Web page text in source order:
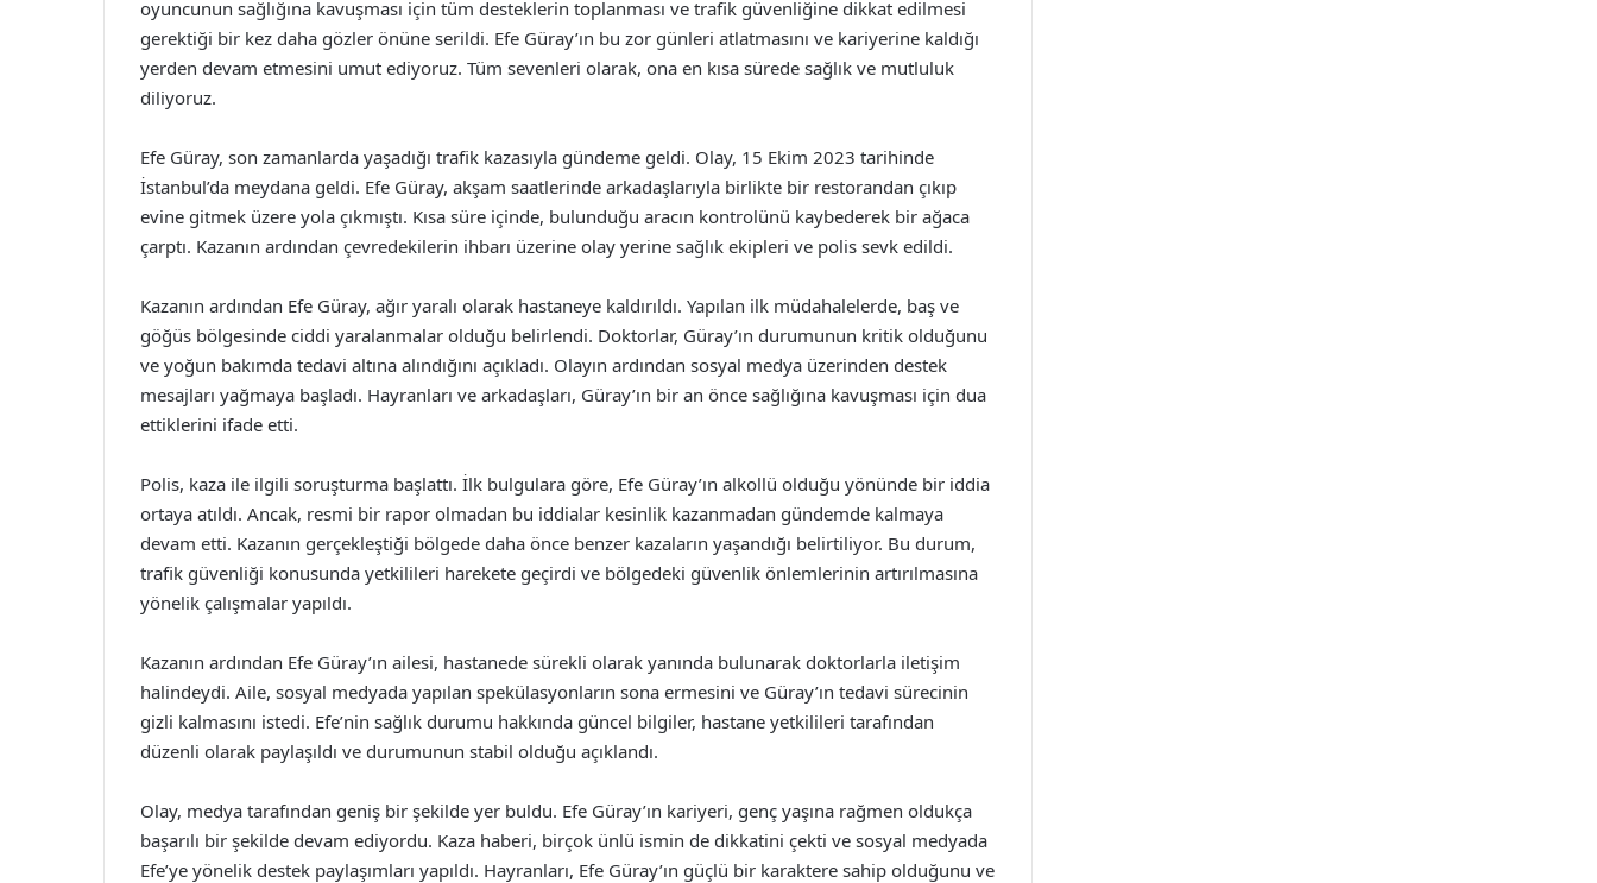
oyuncunun sağlığına kavuşması için tüm desteklerin toplanması ve trafik güvenliğine dikkat edilmesi
gerektiği bir kez daha gözler önüne serildi. Efe Güray’ın bu zor günleri atlatmasını ve kariyerine kaldığı
yerden devam etmesini umut ediyoruz. Tüm sevenleri olarak, ona en kısa sürede sağlık ve mutluluk
diliyoruz.
Efe Güray, son zamanlarda yaşadığı trafik kazasıyla gündeme geldi. Olay, 15 Ekim 2023 tarihinde
İstanbul’da meydana geldi. Efe Güray, akşam saatlerinde arkadaşlarıyla birlikte bir restorandan çıkıp
evine gitmek üzere yola çıkmıştı. Kısa süre içinde, bulunduğu aracın kontrolünü kaybederek bir ağaca
çarptı. Kazanın ardından çevredekilerin ihbarı üzerine olay yerine sağlık ekipleri ve polis sevk edildi.
Kazanın ardından Efe Güray, ağır yaralı olarak hastaneye kaldırıldı. Yapılan ilk müdahalelerde, baş ve
göğüs bölgesinde ciddi yaralanmalar olduğu belirlendi. Doktorlar, Güray’ın durumunun kritik olduğunu
ve yoğun bakımda tedavi altına alındığını açıkladı. Olayın ardından sosyal medya üzerinden destek
mesajları yağmaya başladı. Hayranları ve arkadaşları, Güray’ın bir an önce sağlığına kavuşması için dua
ettiklerini ifade etti.
Polis, kaza ile ilgili soruşturma başlattı. İlk bulgulara göre, Efe Güray’ın alkollü olduğu yönünde bir iddia
ortaya atıldı. Ancak, resmi bir rapor olmadan bu iddialar kesinlik kazanmadan gündemde kalmaya
devam etti. Kazanın gerçekleştiği bölgede daha önce benzer kazaların yaşandığı belirtiliyor. Bu durum,
trafik güvenliği konusunda yetkilileri harekete geçirdi ve bölgedeki güvenlik önlemlerinin artırılmasına
yönelik çalışmalar yapıldı.
Kazanın ardından Efe Güray’ın ailesi, hastanede sürekli olarak yanında bulunarak doktorlarla iletişim
halindeydi. Aile, sosyal medyada yapılan spekülasyonların sona ermesini ve Güray’ın tedavi sürecinin
gizli kalmasını istedi. Efe’nin sağlık durumu hakkında güncel bilgiler, hastane yetkilileri tarafından
düzenli olarak paylaşıldı ve durumunun stabil olduğu açıklandı.
Olay, medya tarafından geniş bir şekilde yer buldu. Efe Güray’ın kariyeri, genç yaşına rağmen oldukça
başarılı bir şekilde devam ediyordu. Kaza haberi, birçok ünlü ismin de dikkatini çekti ve sosyal medyada
Efe’ye yönelik destek paylaşımları yapıldı. Hayranları, Efe Güray’ın güçlü bir karaktere sahip olduğunu ve